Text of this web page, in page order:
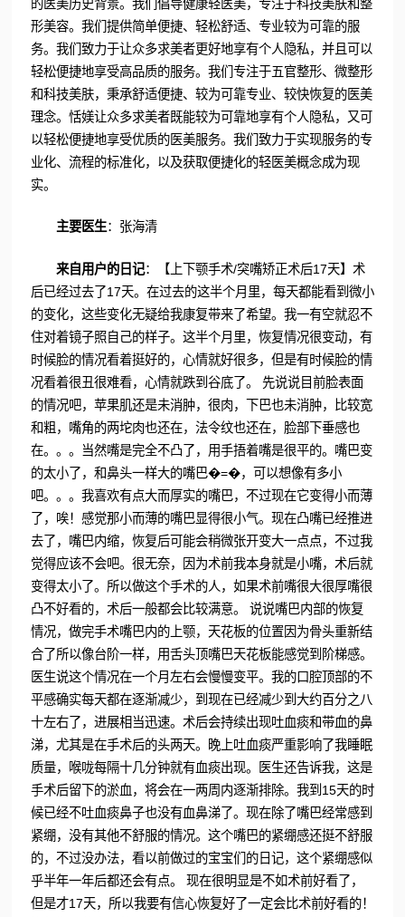
的医美历史背景。我们倡导健康轻医美，专注于科技美肤和整
形美容。我们提供简单便捷、轻松舒适、专业较为可靠的服
务。我们致力于让众多求美者更好地享有个人隐私，并且可以
轻松便捷地享受高品质的服务。我们专注于五官整形、微整形
和科技美肤，秉承舒适便捷、较为可靠专业、较快恢复的医美
理念。恬媄让众多求美者既能较为可靠地享有个人隐私，又可
以轻松便捷地享受优质的医美服务。我们致力于实现服务的专
业化、流程的标准化，以及获取便捷化的轻医美概念成为现
实。
主要医生：张海清
来自用户的日记：【上下颚手术/突嘴矫正术后17天】术
后已经过去了17天。在过去的这半个月里，每天都能看到微小
的变化，这些变化无疑给我康复带来了希望。我一有空就忍不
住对着镜子照自己的样子。这半个月里，恢复情况很变动，有
时候脸的情况看着挺好的，心情就好很多，但是有时候脸的情
况看着很丑很难看，心情就跌到谷底了。 先说说目前脸表面
的情况吧，苹果肌还是未消肿，很肉，下巴也未消肿，比较宽
和粗，嘴角的两坨肉也还在，法令纹也还在，脸部下垂感也
在。。。当然嘴是完全不凸了，用手捂着嘴是很平的。嘴巴变
的太小了，和鼻头一样大的嘴巴�=�，可以想像有多小
吧。。。我喜欢有点大而厚实的嘴巴，不过现在它变得小而薄
了，唉！感觉那小而薄的嘴巴显得很小气。现在凸嘴已经推进
去了，嘴巴内缩，恢复后可能会稍微张开变大一点点，不过我
觉得应该不会吧。很无奈，因为术前我本身就是小嘴，术后就
变得太小了。所以做这个手术的人，如果术前嘴很大很厚嘴很
凸不好看的，术后一般都会比较满意。 说说嘴巴内部的恢复
情况，做完手术嘴巴内的上颚，天花板的位置因为骨头重新结
合了所以像台阶一样，用舌头顶嘴巴天花板能感觉到阶梯感。
医生说这个情况在一个月左右会慢慢变平。我的口腔顶部的不
平感确实每天都在逐渐减少，到现在已经减少到大约百分之八
十左右了，进展相当迅速。术后会持续出现吐血痰和带血的鼻
涕，尤其是在手术后的头两天。晚上吐血痰严重影响了我睡眠
质量，喉咙每隔十几分钟就有血痰出现。医生还告诉我，这是
手术后留下的淤血，将会在一两周内逐渐排除。我到15天的时
候已经不吐血痰鼻子也没有血鼻涕了。现在除了嘴巴经常感到
紧绷，没有其他不舒服的情况。这个嘴巴的紧绷感还挺不舒服
的，不过没办法，看以前做过的宝宝们的日记，这个紧绷感似
乎半年一年后都还会有点。 现在很明显是不如术前好看了，
但是才17天，所以我要有信心恢复好了一定会比术前好看的！